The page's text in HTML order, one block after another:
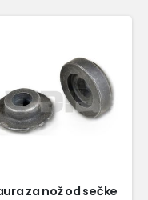
za nož od sečke